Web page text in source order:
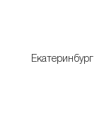
Екатеринбург